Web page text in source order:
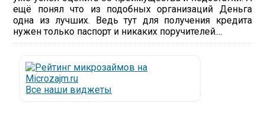
ещё понял что из подобных организаций Деньга
одна из лучших. Ведь тут для получения кредита
нужен только паспорт и никаких поручителей....
Все наши виджеты